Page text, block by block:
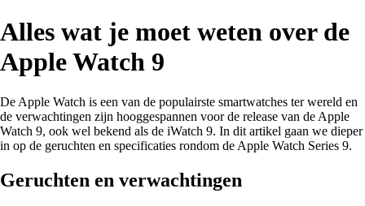
Alles wat je moet weten over de
Apple Watch 9
De Apple Watch is een van de populairste smartwatches ter wereld en
de verwachtingen zijn hooggespannen voor de release van de Apple
Watch 9, ook wel bekend als de iWatch 9. In dit artikel gaan we dieper
in op de geruchten en specificaties rondom de Apple Watch Series 9.
Geruchten en verwachtingen